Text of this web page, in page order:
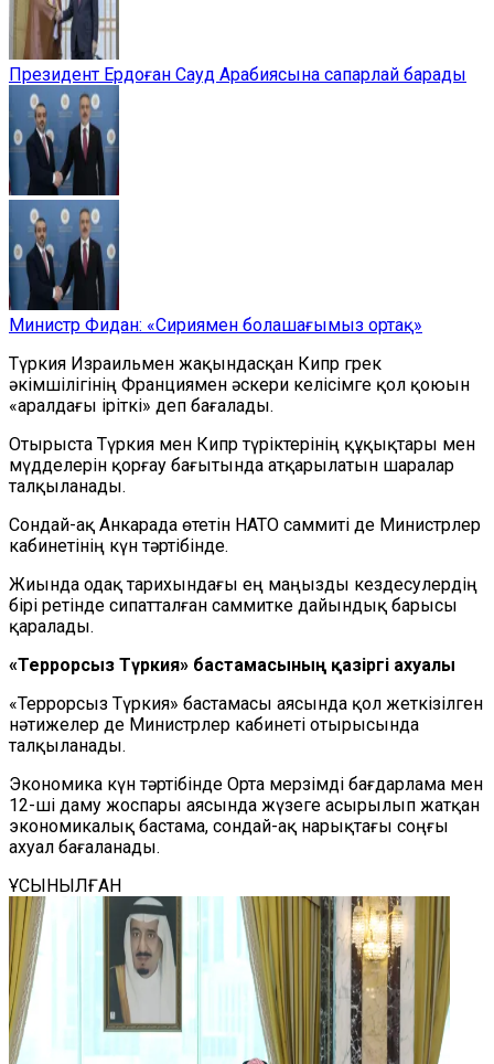
Президент Ердоған Сауд Арабиясына сапарлай барады
Министр Фидан: «Сириямен болашағымыз ортақ»
Түркия Израильмен жақындасқан Кипр грек
әкімшілігінің Франциямен әскери келісімге қол қоюын
«аралдағы іріткі» деп бағалады.
Отырыста Түркия мен Кипр түріктерінің құқықтары мен
мүдделерін қорғау бағытында атқарылатын шаралар
талқыланады.
Сондай-ақ Анкарада өтетін НАТО саммиті де Министрлер
кабинетінің күн тәртібінде.
Жиында одақ тарихындағы ең маңызды кездесулердің
бірі ретінде сипатталған саммитке дайындық барысы
қаралады.
«Террорсыз Түркия» бастамасының қазіргі ахуалы
«Террорсыз Түркия» бастамасы аясында қол жеткізілген
нәтижелер де Министрлер кабинеті отырысында
талқыланады.
Экономика күн тәртібінде Орта мерзімді бағдарлама мен
12-ші даму жоспары аясында жүзеге асырылып жатқан
экономикалық бастама, сондай-ақ нарықтағы соңғы
ахуал бағаланады.
ҰСЫНЫЛҒАН